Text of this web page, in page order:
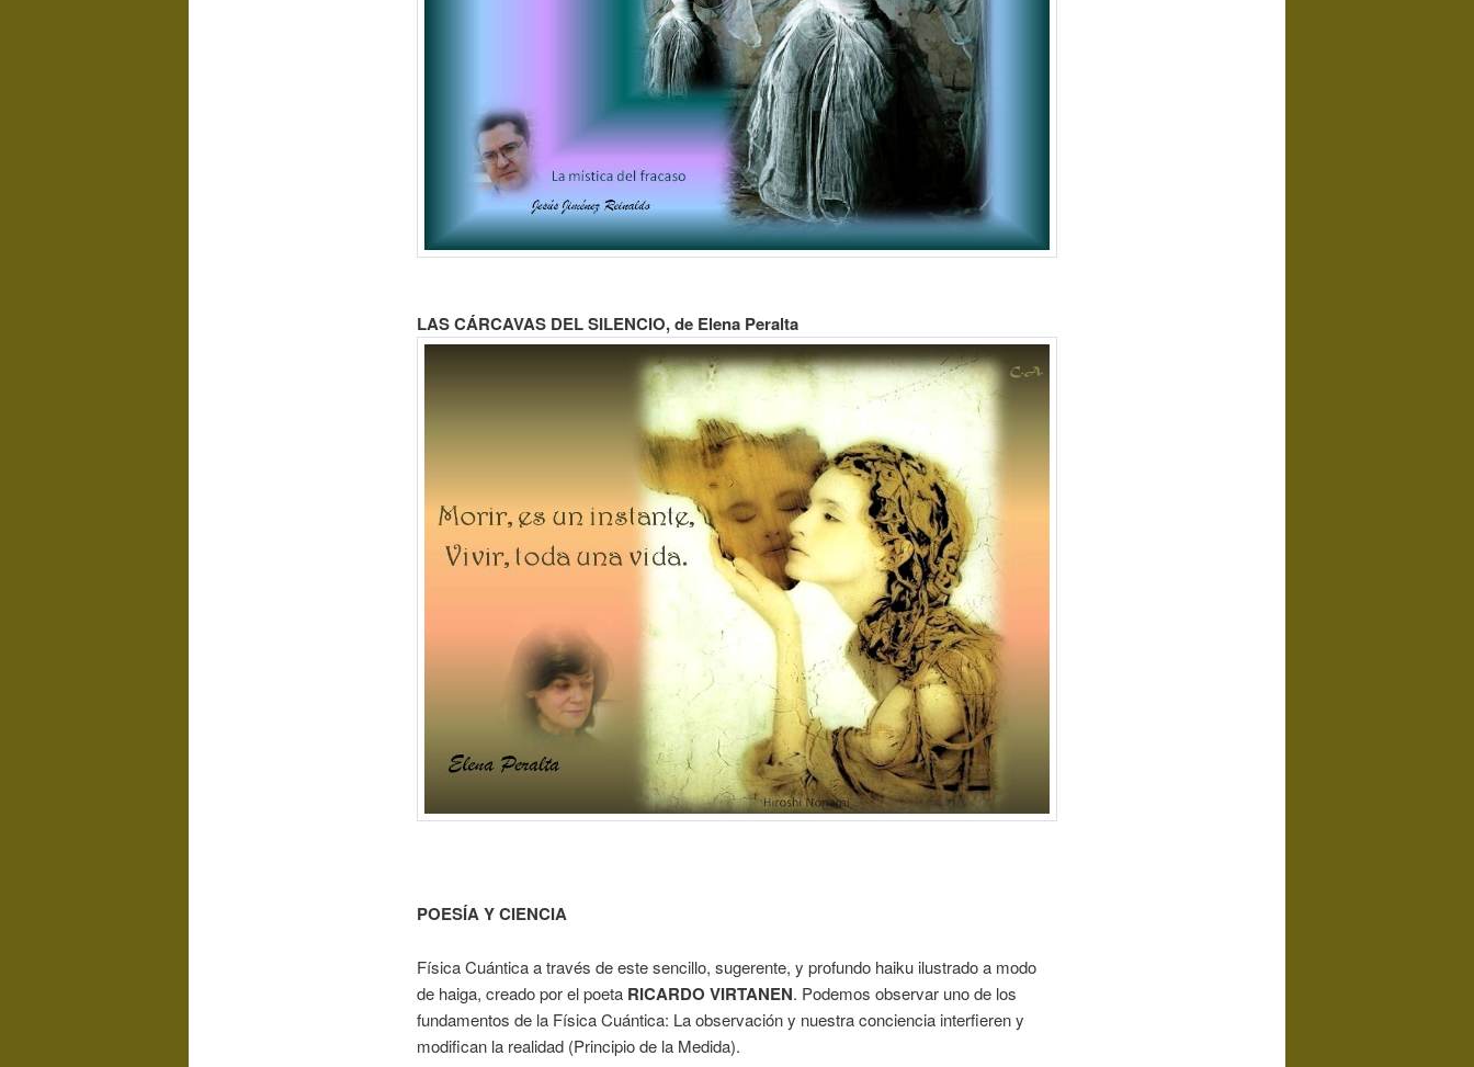
LAS CÁRCAVAS DEL SILENCIO, de Elena Peralta
POESÍA Y CIENCIA
Física Cuántica a través de este sencillo, sugerente, y profundo haiku ilustrado a modo
de haiga, creado por el poeta RICARDO VIRTANEN. Podemos observar uno de los
fundamentos de la Física Cuántica: La observación y nuestra conciencia interfieren y
modifican la realidad (Principio de la Medida).